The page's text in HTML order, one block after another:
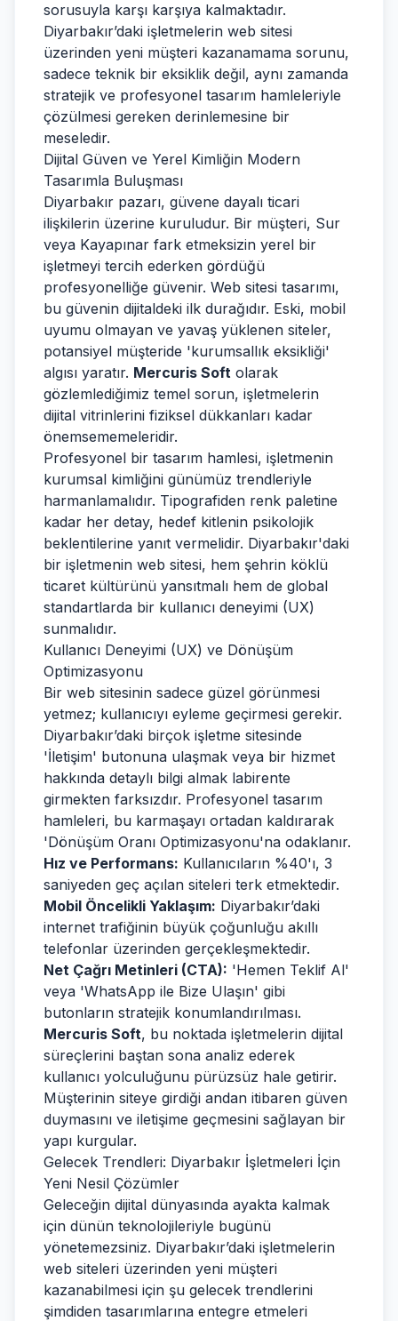
sorusuyla karşı karşıya kalmaktadır.
Diyarbakır’daki işletmelerin web sitesi
üzerinden yeni müşteri kazanamama sorunu,
sadece teknik bir eksiklik değil, aynı zamanda
stratejik ve profesyonel tasarım hamleleriyle
çözülmesi gereken derinlemesine bir
meseledir.
Dijital Güven ve Yerel Kimliğin Modern
Tasarımla Buluşması
Diyarbakır pazarı, güvene dayalı ticari
ilişkilerin üzerine kuruludur. Bir müşteri, Sur
veya Kayapınar fark etmeksizin yerel bir
işletmeyi tercih ederken gördüğü
profesyonelliğe güvenir. Web sitesi tasarımı,
bu güvenin dijitaldeki ilk durağıdır. Eski, mobil
uyumu olmayan ve yavaş yüklenen siteler,
potansiyel müşteride 'kurumsallık eksikliği'
algısı yaratır. Mercuris Soft olarak
gözlemlediğimiz temel sorun, işletmelerin
dijital vitrinlerini fiziksel dükkanları kadar
önemsememeleridir.
Profesyonel bir tasarım hamlesi, işletmenin
kurumsal kimliğini günümüz trendleriyle
harmanlamalıdır. Tipografiden renk paletine
kadar her detay, hedef kitlenin psikolojik
beklentilerine yanıt vermelidir. Diyarbakır'daki
bir işletmenin web sitesi, hem şehrin köklü
ticaret kültürünü yansıtmalı hem de global
standartlarda bir kullanıcı deneyimi (UX)
sunmalıdır.
Kullanıcı Deneyimi (UX) ve Dönüşüm
Optimizasyonu
Bir web sitesinin sadece güzel görünmesi
yetmez; kullanıcıyı eyleme geçirmesi gerekir.
Diyarbakır’daki birçok işletme sitesinde
'İletişim' butonuna ulaşmak veya bir hizmet
hakkında detaylı bilgi almak labirente
girmekten farksızdır. Profesyonel tasarım
hamleleri, bu karmaşayı ortadan kaldırarak
'Dönüşüm Oranı Optimizasyonu'na odaklanır.
Hız ve Performans: Kullanıcıların %40'ı, 3
saniyeden geç açılan siteleri terk etmektedir.
Mobil Öncelikli Yaklaşım: Diyarbakır’daki
internet trafiğinin büyük çoğunluğu akıllı
telefonlar üzerinden gerçekleşmektedir.
Net Çağrı Metinleri (CTA): 'Hemen Teklif Al'
veya 'WhatsApp ile Bize Ulaşın' gibi
butonların stratejik konumlandırılması.
Mercuris Soft, bu noktada işletmelerin dijital
süreçlerini baştan sona analiz ederek
kullanıcı yolculuğunu pürüzsüz hale getirir.
Müşterinin siteye girdiği andan itibaren güven
duymasını ve iletişime geçmesini sağlayan bir
yapı kurgular.
Gelecek Trendleri: Diyarbakır İşletmeleri İçin
Yeni Nesil Çözümler
Geleceğin dijital dünyasında ayakta kalmak
için dünün teknolojileriyle bugünü
yönetemezsiniz. Diyarbakır’daki işletmelerin
web siteleri üzerinden yeni müşteri
kazanabilmesi için şu gelecek trendlerini
şimdiden tasarımlarına entegre etmeleri